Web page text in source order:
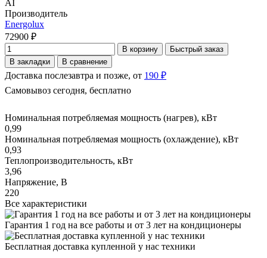
Производитель
Energolux
72900 ₽
В корзину
Быстрый заказ
В закладки
В сравнение
Доставка послезавтра и позже, от 190 ₽
Самовывоз сегодня, бесплатно
Номинальная потребляемая мощность (нагрев), кВт
0,99
Номинальная потребляемая мощность (охлаждение), кВт
0,93
Теплопроизводительность, кВт
3,96
Напряжение, В
220
Все характеристики
Гарантия 1 год на все работы и от 3 лет на кондиционеры
Бесплатная доставка купленной у нас техники